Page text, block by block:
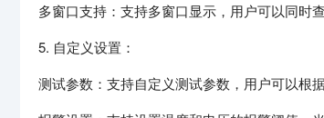
多窗口支持：支持多窗口显示，用户可以同时
5. 自定义设置：
测试参数：支持自定义测试参数，用户可以根